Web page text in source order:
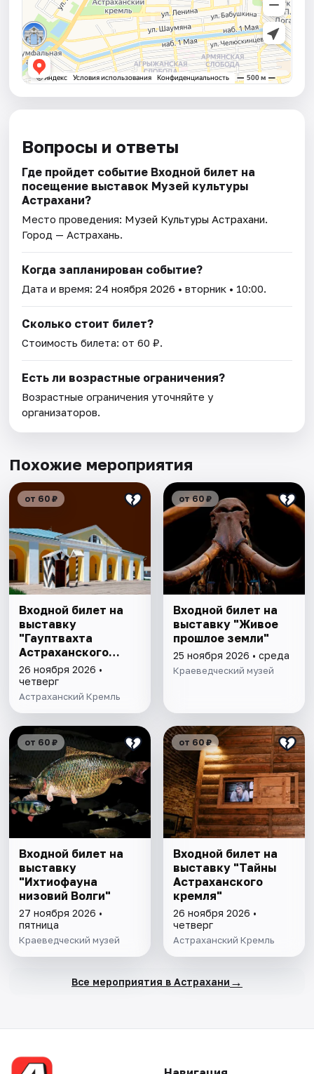
Вопросы и ответы
Где пройдет событие Входной билет на
посещение выставок Музей культуры
Астрахани?
Место проведения: Музей Культуры Астрахани.
Город — Астрахань.
Когда запланирован событие?
Дата и время:24 ноября 2026 • вторник • 10:00.
Сколько стоит билет?
Стоимость билета: от 60 ₽.
Есть ли возрастные ограничения?
Возрастные ограничения уточняйте у
организаторов.
Похожие мероприятия
от 60 ₽
Входной билет на
выставку
"Гауптвахта
Астраханского
гарнизона. XIX в."
26 ноября 2026 •
четверг
Астраханский Кремль
от 60 ₽
Входной билет на
выставку "Живое
прошлое земли"
25 ноября 2026 • среда
Краеведческий музей
от 60 ₽
Входной билет на
выставку
"Ихтиофауна
низовий Волги"
27 ноября 2026 •
пятница
Краеведческий музей
от 60 ₽
Входной билет на
выставку "Тайны
Астраханского
кремля"
26 ноября 2026 •
четверг
Астраханский Кремль
Все мероприятия в Астрахани →